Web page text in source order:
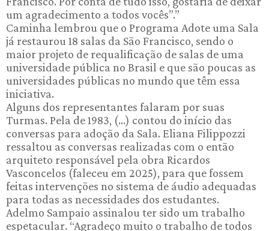
um agradecimento a todos vocês”.”
Caminha lembrou que o Programa Adote uma Sala
já restaurou 18 salas da São Francisco, sendo o
maior projeto de requalificação de salas de uma
universidade pública no Brasil e que são poucas as
universidades públicas no mundo que têm essa
iniciativa.
Alguns dos representantes falaram por suas
Turmas. Pela de 1983, (...) contou do início das
conversas para adoção da Sala. Eliana Filippozzi
ressaltou as conversas realizadas com o então
arquiteto responsável pela obra Ricardos
Vasconcelos (faleceu em 2025), para que fossem
feitas intervenções no sistema de áudio adequadas
para todas as necessidades dos estudantes.
Adelmo Sampaio assinalou ter sido um trabalho
espetacular. “Agradeço muito o trabalho de todos